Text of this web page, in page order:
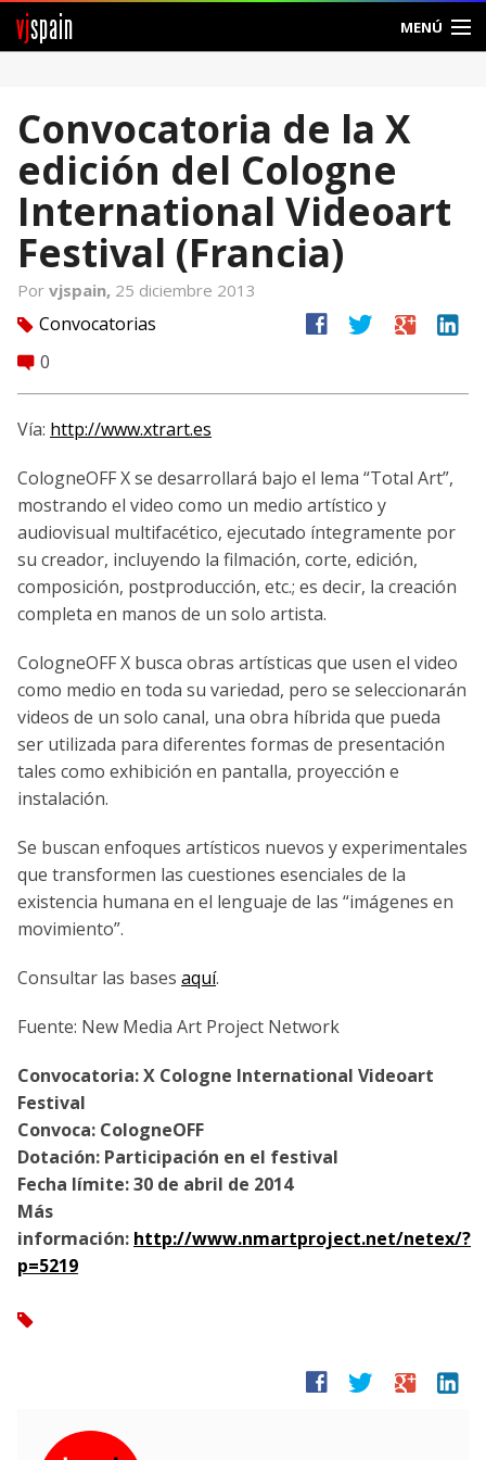
vjspain MENÚ
Foros
Noticias
Vjspain
Ayuda
Contacto
Entrar
Crear Cuenta
Convocatoria de la X
edición del Cologne
International Videoart
Festival (Francia)
Por vjspain, 25 diciembre 2013
tag Convocatorias
comment 0
facebook twitter google linkedin
Vía: http://www.xtrart.es
CologneOFF X se desarrollará bajo el lema “Total Art”,
mostrando el video como un medio artístico y
audiovisual multifacético, ejecutado íntegramente por
su creador, incluyendo la filmación, corte, edición,
composición, postproducción, etc.; es decir, la creación
completa en manos de un solo artista.
CologneOFF X busca obras artísticas que usen el video
como medio en toda su variedad, pero se seleccionarán
videos de un solo canal, una obra híbrida que pueda
ser utilizada para diferentes formas de presentación
tales como exhibición en pantalla, proyección e
instalación.
Se buscan enfoques artísticos nuevos y experimentales
que transformen las cuestiones esenciales de la
existencia humana en el lenguaje de las “imágenes en
movimiento”.
Consultar las bases aquí.
Fuente: New Media Art Project Network
Convocatoria: X Cologne International Videoart
Festival
Convoca: CologneOFF
Dotación: Participación en el festival
Fecha límite:30 de abril de 2014
Más
información: http://www.nmartproject.net/netex/?
p=5219
tag
facebook twitter google linkedin